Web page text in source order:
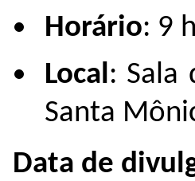
Horário: 9
Local: Sala
Santa
Data de